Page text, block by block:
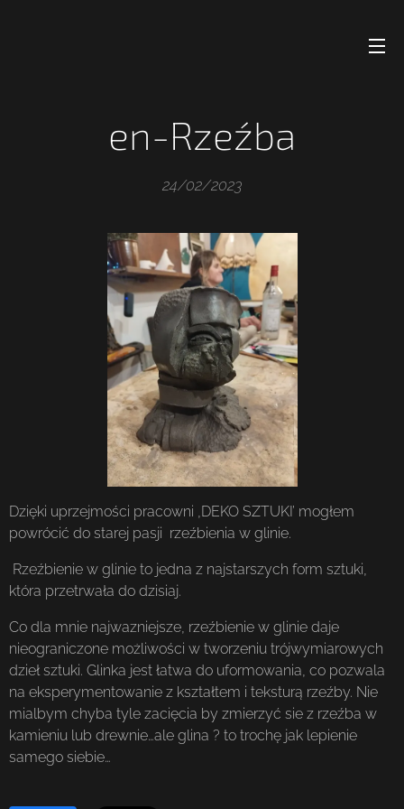
en-Rzeźba
24/02/2023
Dzięki uprzejmości pracowni ‚DEKO SZTUKI’ mogłem
powrócić do starej pasji rzeźbienia w glinie.
Rzeźbienie w glinie to jedna z najstarszych form sztuki,
która przetrwała do dzisiaj.
Co dla mnie najwazniejsze, rzeźbienie w glinie daje
nieograniczone możliwości w tworzeniu trójwymiarowych
dzieł sztuki. Glinka jest łatwa do uformowania, co pozwala
na eksperymentowanie z kształtem i teksturą rzeźby. Nie
mialbym chyba tyle zacięcia by zmierzyć sie z rzeźba w
kamieniu lub drewnie…ale glina ? to trochę jak lepienie
samego siebie…